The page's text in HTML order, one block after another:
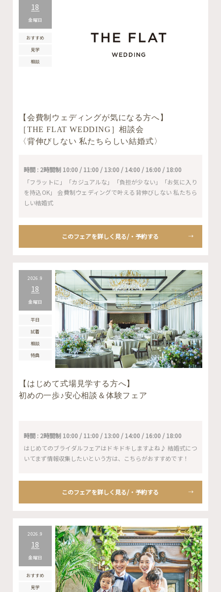
18
金曜日
おすすめ
見学
相談
【会費制ウェディングが気になる方へ】
［THE FLAT WEDDING］相談会
〈背伸びしない 私たちらしい結婚式〉
時間 : 2時間制 10:00 / 11:00 / 13:00 / 14:00 / 16:00 / 18:00
「フラットに」「カジュアルな」「負担が少ない」「お気に入り
を持込OK」 会費制ウェディングで叶える背伸びしない 私たちら
しい結婚式
このフェアを詳しく見る/・予約する
2026.9
18
金曜日
平日
試着
相談
特典
【はじめて式場見学する方へ】
初めの一歩♪安心相談＆体験フェア
時間 : 2時間制 10:00 / 11:00 / 13:00 / 14:00 / 16:00 / 18:00
はじめてのブライダルフェアはドキドキしますよね♪ 結婚式につ
いてまず情報収集したいという方は、こちらがおすすめです！
このフェアを詳しく見る/・予約する
2026.9
18
金曜日
おすすめ
見学